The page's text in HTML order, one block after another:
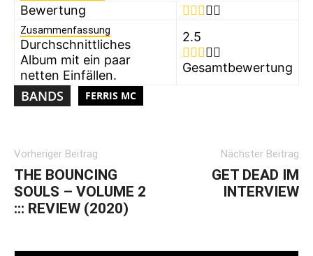
Bewertung
Zusammenfassung
Durchschnittliches
Album mit ein paar
netten Einfällen.
2.5
Gesamtbewertung
BANDS FERRIS MC
Vorheriger Beitrag
THE BOUNCING
SOULS – VOLUME 2
::: REVIEW (2020)
Nächster Beitrag
GET DEAD IM
INTERVIEW